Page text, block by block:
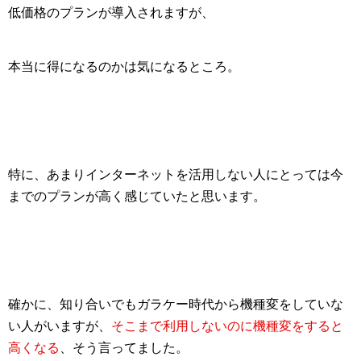
低価格のプランが導入されますが、
本当に得になるのかは気になるところ。
特に、あまりインターネットを活用しない人にとっては今
までのプランが高く感じていたと思います。
確かに、知り合いでもガラケー時代から機種変をしていな
い人がいますが、 そこまで利用しないのに機種変をすると
高くなる
、そう言ってました。